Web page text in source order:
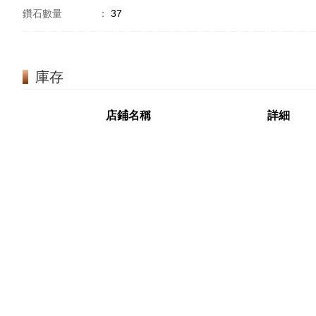
鑽石數量 ： 37
庫存
店鋪名稱 詳細